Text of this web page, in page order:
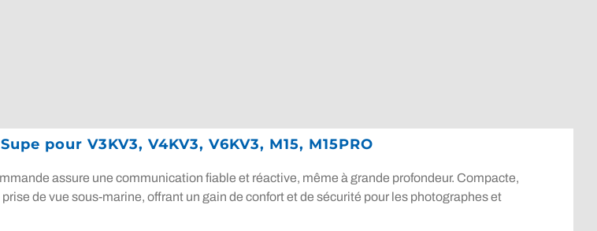
pour V3KV3, V4KV3, V6KV3, M15, M15PRO
assure une communication fiable et réactive, même à grande profondeur. Compacte,
de vue sous-marine, offrant un gain de confort et de sécurité pour les photographes et